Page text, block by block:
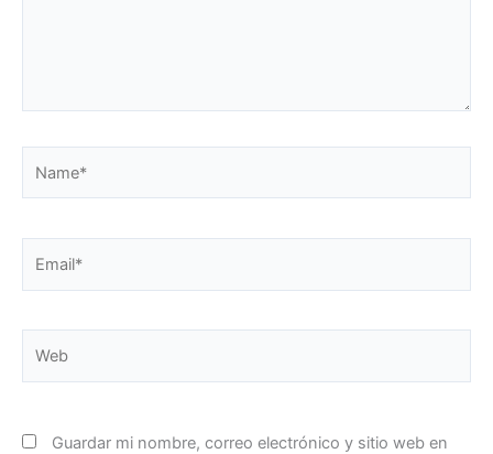
Guardar mi nombre, correo electrónico y sitio web en